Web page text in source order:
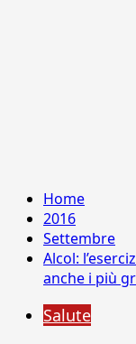
Home
2016
Settembre
Alcol:
anche i più
Salute